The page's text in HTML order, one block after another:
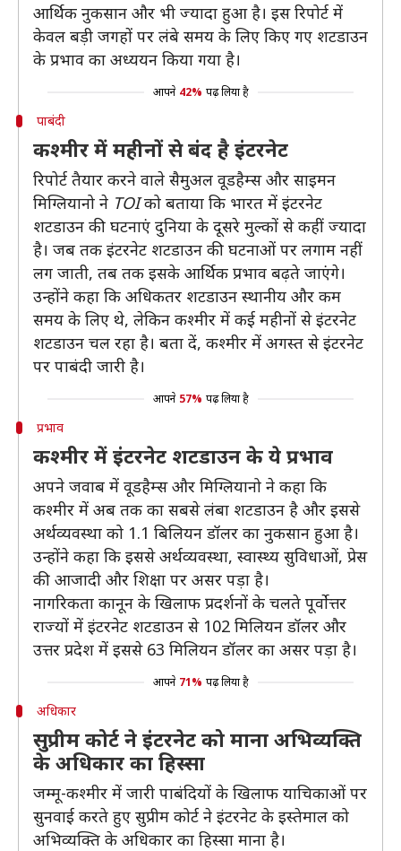
आर्थिक नुकसान और भी ज्यादा हुआ है। इस रिपोर्ट में
केवल बड़ी जगहों पर लंबे समय के लिए किए गए शटडाउन
के प्रभाव का अध्ययन किया गया है।
आपने 42% पढ़ लिया है
पाबंदी
कश्मीर में महीनों से बंद है इंटरनेट
रिपोर्ट तैयार करने वाले सैमुअल वूडहैम्स और साइमन
मिग्लियानो ने TOIको बताया कि भारत में इंटरनेट
शटडाउन की घटनाएं दुनिया के दूसरे मुल्कों से कहीं ज्यादा
है। जब तक इंटरनेट शटडाउन की घटनाओं पर लगाम नहीं
लग जाती, तब तक इसके आर्थिक प्रभाव बढ़ते जाएंगे।
उन्होंने कहा कि अधिकतर शटडाउन स्थानीय और कम
समय के लिए थे, लेकिन कश्मीर में कई महीनों से इंटरनेट
शटडाउन चल रहा है। बता दें, कश्मीर में अगस्त से इंटरनेट
पर पाबंदी जारी है।
आपने 57% पढ़ लिया है
प्रभाव
कश्मीर में इंटरनेट शटडाउन के ये प्रभाव
अपने जवाब में वूडहैम्स और मिग्लियानो ने कहा कि
कश्मीर में अब तक का सबसे लंबा शटडाउन है और इससे
अर्थव्यवस्था को 1.1 बिलियन डॉलर का नुकसान हुआ है।
उन्होंने कहा कि इससे अर्थव्यवस्था, स्वास्थ्य सुविधाओं, प्रेस
की आजादी और शिक्षा पर असर पड़ा है।
नागरिकता कानून के खिलाफ प्रदर्शनों के चलते पूर्वोत्तर
राज्यों में इंटरनेट शटडाउन से 102 मिलियन डॉलर और
उत्तर प्रदेश में इससे 63 मिलियन डॉलर का असर पड़ा है।
आपने 71% पढ़ लिया है
अधिकार
सुप्रीम कोर्ट ने इंटरनेट को माना अभिव्यक्ति
के अधिकार का हिस्सा
जम्मू-कश्मीर में जारी पाबंदियों के खिलाफ याचिकाओं पर
सुनवाई करते हुए सुप्रीम कोर्ट ने इंटरनेट के इस्तेमाल को
अभिव्यक्ति के अधिकार का हिस्सा माना है।